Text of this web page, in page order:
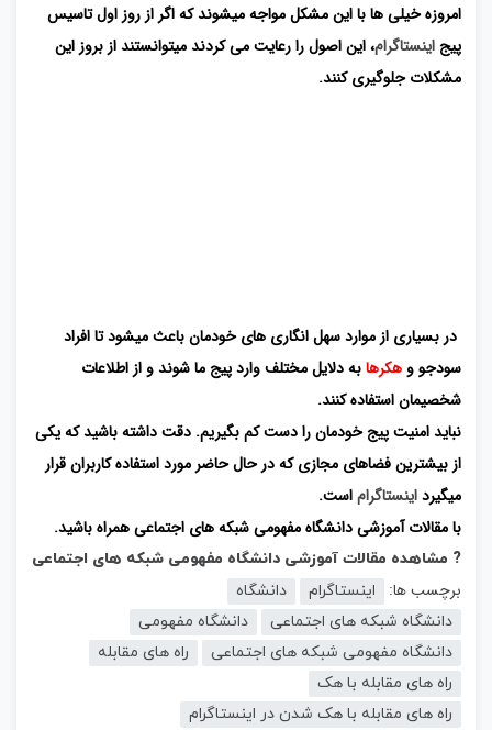
امروزه خیلی ها با این مشکل مواجه میشوند که اگر از روز اول تاسیس
پیجاینستاگرام، این اصول را رعایت می کردند میتوانستند از بروز این
مشکلات جلوگیری کنند.
در بسیاری از موارد سهل انگاری های خودمان باعث میشود تا افراد
سودجو وهکرهابه دلایل مختلف وارد پیج­ ما شوند و از اطلاعات
شخصیمان استفاده کنند.
نباید امنیت پیج خودمان را دست کم بگیریم. دقت داشته باشید که یکی
از بیشترین فضاهای مجازی که در حال حاضر مورد استفاده کاربران قرار
میگیرداینستاگراماست.
با مقالات آموزشی دانشگاه مفهومی شبکه های اجتماعی همراه باشید.
? مشاهده مقالات آموزشی دانشگاه مفهومی شبکه های اجتماعی
برچسب ها: اینستاگرام
دانشگاه
دانشگاه شبکه های اجتماعی
دانشگاه مفهومی
دانشگاه مفهومی شبکه های اجتماعی
راه های مقابله
راه های مقابله با هک
راه های مقابله با هک شدن در اینستاگرام